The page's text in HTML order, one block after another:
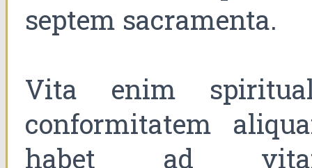
septem sacramenta.
Vita enim
conformitatem
habet ad